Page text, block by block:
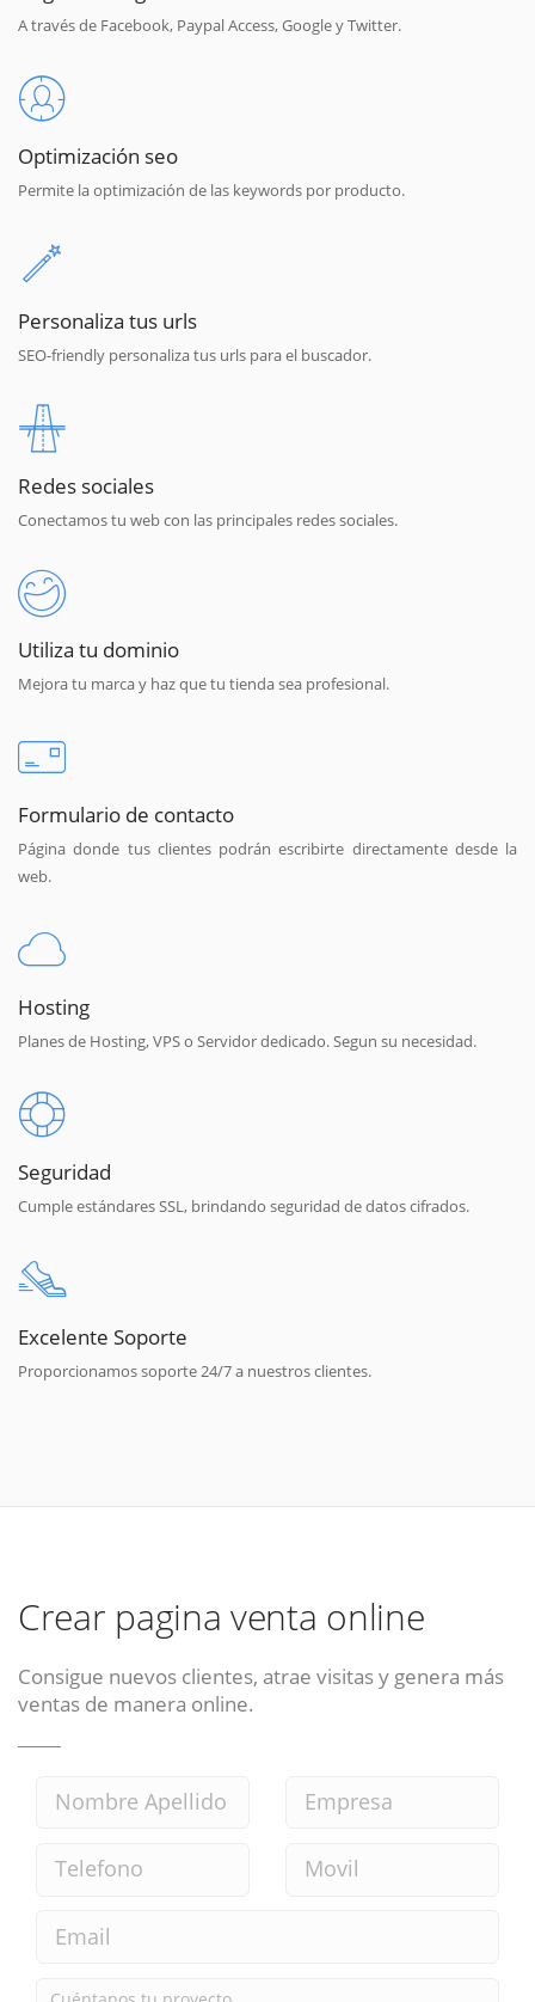
A través de Facebook, Paypal Access, Google y Twitter.
Optimización seo
Permite la optimización de las keywords por producto.
Personaliza tus urls
SEO-friendly personaliza tus urls para el buscador.
Redes sociales
Conectamos tu web con las principales redes sociales.
Utiliza tu dominio
Mejora tu marca y haz que tu tienda sea profesional.
Formulario de contacto
Página donde tus clientes podrán escribirte directamente desde la
web.
Hosting
Planes de Hosting, VPS o Servidor dedicado. Segun su necesidad.
Seguridad
Cumple estándares SSL, brindando seguridad de datos cifrados.
Excelente Soporte
Proporcionamos soporte 24/7 a nuestros clientes.
Crear pagina venta online
Consigue nuevos clientes, atrae visitas y genera más
ventas de manera online.